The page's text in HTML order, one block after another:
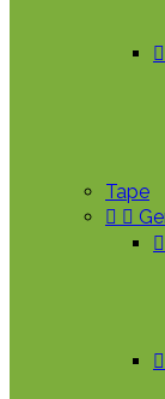

Tape
 

